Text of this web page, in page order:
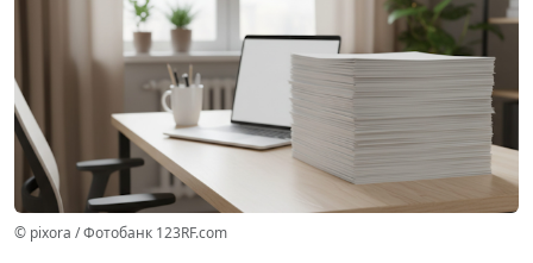
© pixora / Фотобанк 123RF.com